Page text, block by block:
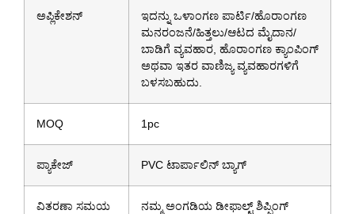
ಅಪ್ಲಿಕೇಶನ್
ಇದನ್ನು ಒಳಾಂಗಣ ಪಾರ್ಟಿ/ಹೊರಾಂಗಣ
ಮನರಂಜನೆ/ಹಿತ್ತಲು/ಆಟದ ಮೈದಾನ/
ಬಾಡಿಗೆ ವ್ಯವಹಾರ, ಹೊರಾಂಗಣ ಕ್ಯಾಂಪಿಂಗ್
ಅಥವಾ ಇತರ ವಾಣಿಜ್ಯ ವ್ಯವಹಾರಗಳಿಗೆ
ಬಳಸಬಹುದು.
MOQ 1pc
ಪ್ಯಾಕೇಜ್ PVC ಟಾರ್ಪಾಲಿನ್ ಬ್ಯಾಗ್
ವಿತರಣಾ ಸಮಯ
ನಮ್ಮ ಅಂಗಡಿಯ ಡೀಫಾಲ್ಟ್ ಶಿಪ್ಪಿಂಗ್